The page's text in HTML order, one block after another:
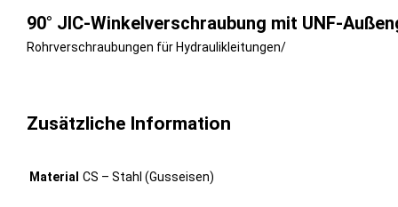
90° JIC-Winkelverschraubung mit UNF-
Rohrverschraubungen für Hydraulikleitungen/
Zusätzliche Information
Material CS – Stahl (Gusseisen)